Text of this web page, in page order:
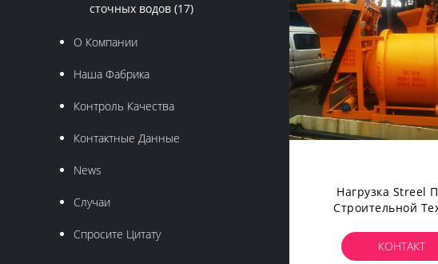
сточных водов (17)
О Компании
Наша Фабрика
Контроль Качества
Контактные Данные
News
Случаи
Спросите Цитату
Нагрузка Streel
Строительной
Небольшая
Барабанит
КОНТАКТ